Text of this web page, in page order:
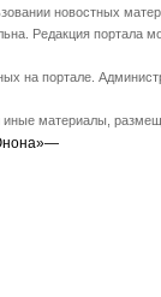
новостных
Редакция портала
на портале.
материалы,